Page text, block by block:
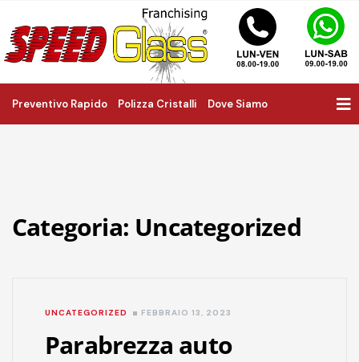
Preventivo Rapido Polizza Cristalli Dove Siamo
Categoria: Uncategorized
Parabrezza auto
UNCATEGORIZED FEBBRAIO 13, 2023